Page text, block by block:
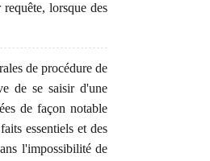
lorsque des
de procédure de
de se saisir d'une
de façon notable
essentiels et des
l'impossibilité de